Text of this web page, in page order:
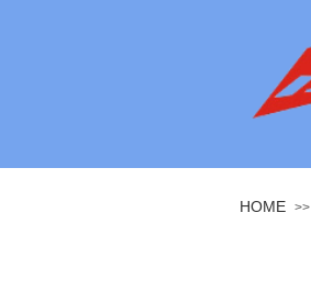
HOME >>